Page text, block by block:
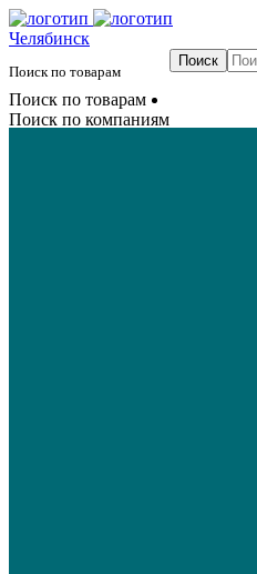
Челябинск
Поиск по товарам
Поиск по товарам
Поиск по компаниям